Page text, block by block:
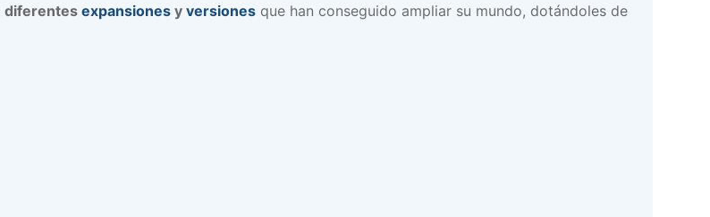
diferentes expansiones y versiones que han conseguido ampliar su mundo, dotándoles de